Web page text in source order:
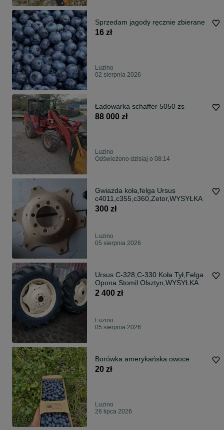
Sprzedam jagody ręcznie zbierane
16 zł
Luzino
02 sierpnia 2026
Ładowarka schaffer 5050 zs
88 000 zł
Luzino
Odświeżono dzisiaj o 08:14
Gwiazda koła,felga Ursus
c4011,c355,c360,Zetor,WYSYŁKA
300 zł
Luzino
05 sierpnia 2026
Ursus C-328,C-330 Koła Tył,Felga
Opona Stomil Olsztyn,WYSYŁKA
2 400 zł
Luzino
05 sierpnia 2026
Borówka amerykańska owoce
20 zł
Luzino
26 lipca 2026